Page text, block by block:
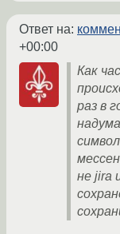
Ответ на:
+00:00
Как
раз в
не jira